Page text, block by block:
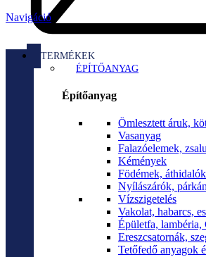
Navigáció
TERMÉKEK
ÉPÍTŐANYAG
Építőanyag
Ömlesztett áruk,
Vasanyag
Falazóelemek,
Kémények
Födémek, áthidalók
Nyílászárók,
Vízszigetelés
Vakolat, habarcs,
Épületfa, lambéria,
Ereszcsatornák,
Tetőfedő anyagok